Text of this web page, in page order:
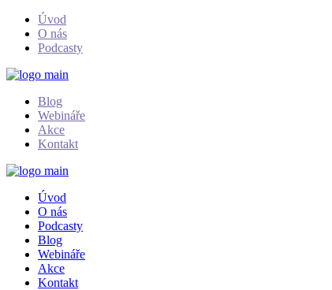
Skip
Úvod
O nás
Podcasty
Blog
Webináře
Akce
Kontakt
Úvod
O nás
Podcasty
Blog
Webináře
Akce
Kontakt